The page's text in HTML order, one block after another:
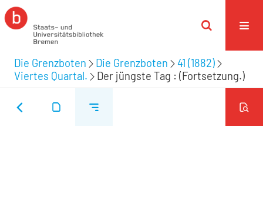
Die Grenzboten Die Grenzboten
41 (1882)
Viertes Quartal.
Der jüngste Tag : (Fortsetzung.)